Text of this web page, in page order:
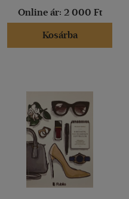
Online ár: 2 000 Ft
Kosárba